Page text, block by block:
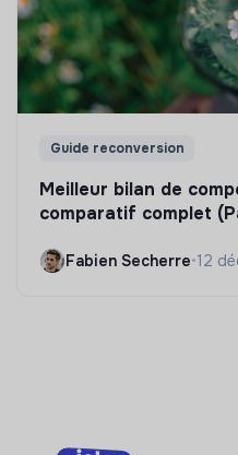
Guide reconversion
Meilleur bilan de
comparatif complet
Fabien Secherre•12